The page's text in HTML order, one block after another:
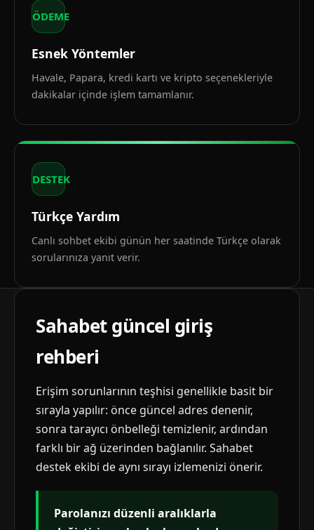
ÖDEME
Esnek Yöntemler
Havale, Papara, kredi kartı ve kripto seçenekleriyle
dakikalar içinde işlem tamamlanır.
DESTEK
Türkçe Yardım
Canlı sohbet ekibi günün her saatinde Türkçe olarak
sorularınıza yanıt verir.
Sahabet güncel giriş
rehberi
Erişim sorunlarının teşhisi genellikle basit bir
sırayla yapılır: önce güncel adres denenir,
sonra tarayıcı önbelleği temizlenir, ardından
farklı bir ağ üzerinden bağlanılır. Sahabet
destek ekibi de aynı sırayı izlemenizi önerir.
Parolanızı düzenli aralıklarla